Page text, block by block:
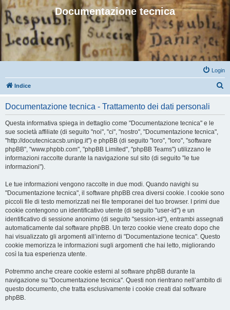
Documentazione tecnica
Login
Indice
Documentazione tecnica - Trattamento dei dati personali
Questa informativa spiega in dettaglio come "Documentazione tecnica" e le
sue società affiliate (di seguito "noi", "ci", "nostro", "Documentazione tecnica",
"http://docutecnicacsb.unipg.it") e phpBB (di seguito "loro", "loro", "software
phpBB", "www.phpbb.com", "phpBB Limited", "phpBB Teams") utilizzano le
informazioni raccolte durante la navigazione sul sito (di seguito "le tue
informazioni").
Le tue informazioni vengono raccolte in due modi. Quando navighi su
"Documentazione tecnica", il software phpBB crea diversi cookie. I cookie sono
piccoli file di testo memorizzati nei file temporanei del tuo browser. I primi due
cookie contengono un identificativo utente (di seguito "user-id") e un
identificativo di sessione anonimo (di seguito "session-id"), entrambi assegnati
automaticamente dal software phpBB. Un terzo cookie viene creato dopo che
hai visualizzato gli argomenti all’interno di "Documentazione tecnica". Questo
cookie memorizza le informazioni sugli argomenti che hai letto, migliorando
così la tua esperienza utente.
Potremmo anche creare cookie esterni al software phpBB durante la
navigazione su "Documentazione tecnica". Questi non rientrano nell’ambito di
questo documento, che tratta esclusivamente i cookie creati dal software
phpBB.